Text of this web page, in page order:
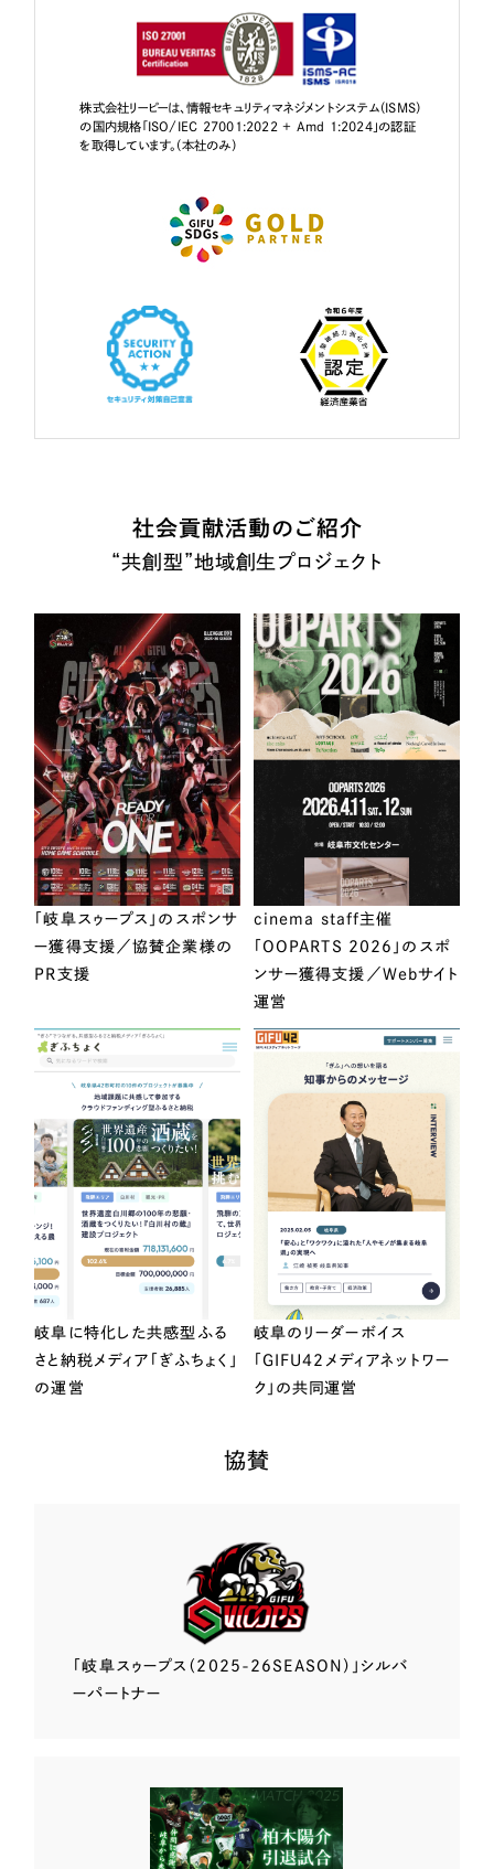
株式会社リーピーは、情報セキュリティマネジメントシステム（ISMS）
の国内規格「ISO/IEC 27001:2022 + Amd 1:2024」の認証
を取得しています。（本社のみ）
社会貢献活動のご紹介
“共創型”地域創生プロジェクト
「岐阜スゥープス」のスポンサ
ー獲得支援／協賛企業様の
PR支援
cinema staff主催
「OOPARTS 2026」のスポ
ンサー獲得支援／Webサイト
運営
岐阜に特化した共感型ふる
さと納税メディア「ぎふちょく」
の運営
岐阜のリーダーボイス
「GIFU42メディアネットワー
ク」の共同運営
協賛
「岐阜スゥープス （2025-26SEASON）」 シルバ
ーパートナー